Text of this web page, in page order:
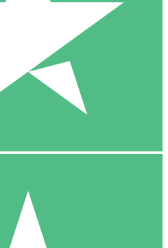
di download. Nessun impegno
Download
10
1500
Download
20